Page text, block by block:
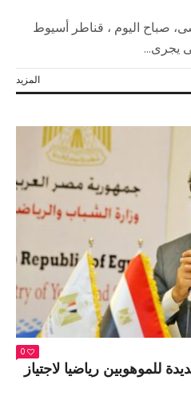
صباح اليوم ، قناطر أسيوط
يجرى...
المزيد
0
رياضيا لاجتياز